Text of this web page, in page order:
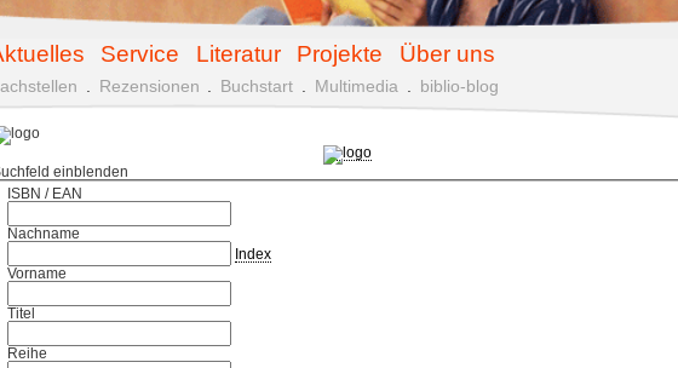
Service Literatur Projekte Über uns
Rezensionen Buchstart Multimedia biblio-blog
einblenden
ISBN / EAN
Nachname
Index
Vorname
Titel
Reihe